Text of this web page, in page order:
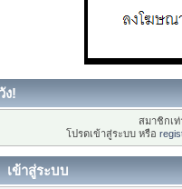
ง!
สมาชิกเ
โปรดเข้าสู่ระบบ หรือ
เข้าสู่ระบบ